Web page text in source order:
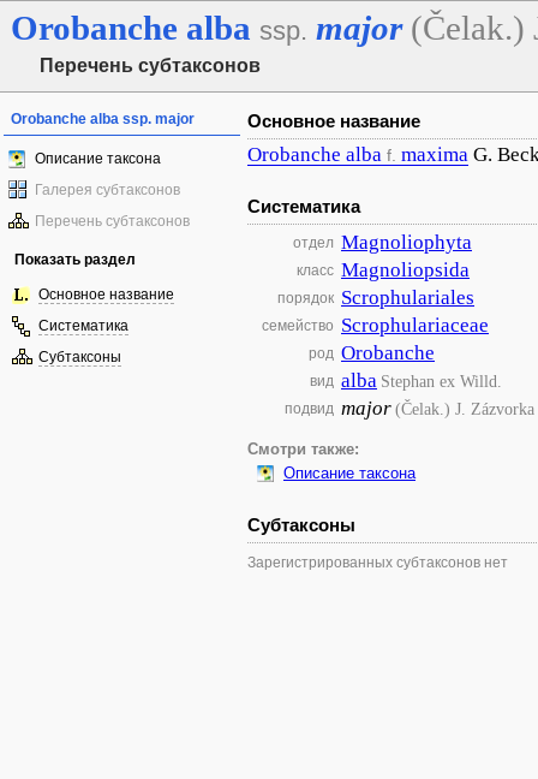
Orobanche alba ssp. major (Čelak.)
Перечень субтаксонов
Orobanche alba ssp. major
Описание таксона
Галерея субтаксонов
Перечень субтаксонов
Показать раздел
Основное название
Систематика
Субтаксоны
Основное название
Orobanche alba f. maxima G.
Систематика
отдел Magnoliophyta
класс Magnoliopsida
порядок Scrophulariales
семейство Scrophulariaceae
род Orobanche
вид alba Stephan ex Willd.
подвид major(Čelak.) J. Zázvorka
Смотри также:
Описание таксона
Субтаксоны
Зарегистрированных субтаксонов нет